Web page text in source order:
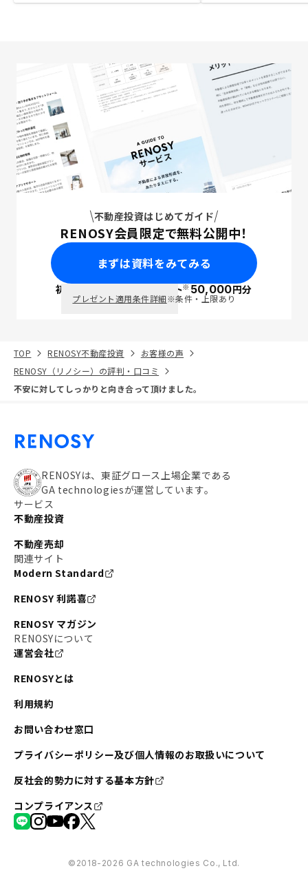
不動産投資はじめてガイド
RENOSY会員限定で無料公開中！
まずは資料をみてみる
初回面談で ポイント※50,000円分
プレゼント適用条件詳細※条件・上限あり
TOP RENOSY不動産投資
お客様の声
RENOSY（リノシー）の評判・口コミ
不安に対してしっかりと向き合って頂けました。
RENOSYは、東証グロース上場企業である
GA technologiesが運営しています。
サービス
不動産投資
不動産売却
関連サイト
Modern Standard
RENOSY 利諾喜
RENOSY マガジン
RENOSYについて
運営会社
RENOSYとは
利用規約
お問い合わせ窓口
プライバシーポリシー及び個人情報のお取扱いについて
反社会的勢力に対する基本方針
コンプライアンス
©︎2018-2026 GA technologies Co., Ltd.